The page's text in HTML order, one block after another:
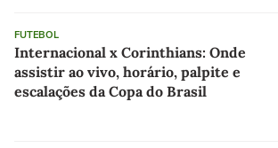
FUTEBOL
Internacional x Corinthians: Onde
assistir ao vivo, horário, palpite e
escalações da Copa do Brasil